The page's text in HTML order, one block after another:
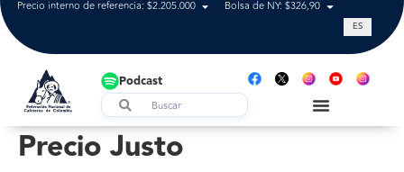
Precio interno de referencia: $2.205.000 Bolsa de NY: $326,90 Tasa de
ES
Podcast
Precio Justo